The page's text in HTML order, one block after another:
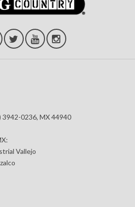
3942-0236, MX 44940
Vallejo